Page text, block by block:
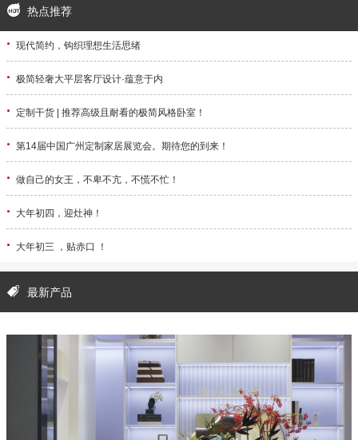
热点推荐
· 现代简约，钩织理想生活思绪
· 极简轻奢大平层客厅设计·蕴意于内
· 定制干货 | 推荐高级且耐看的极简风格卧室！
· 第14届中国广州定制家居展览会。期待您的到来！
· 做自己的女王，不卑不亢，不慌不忙！
· 大年初四，迎灶神！
· 大年初三 ，贴赤口 ！
最新产品